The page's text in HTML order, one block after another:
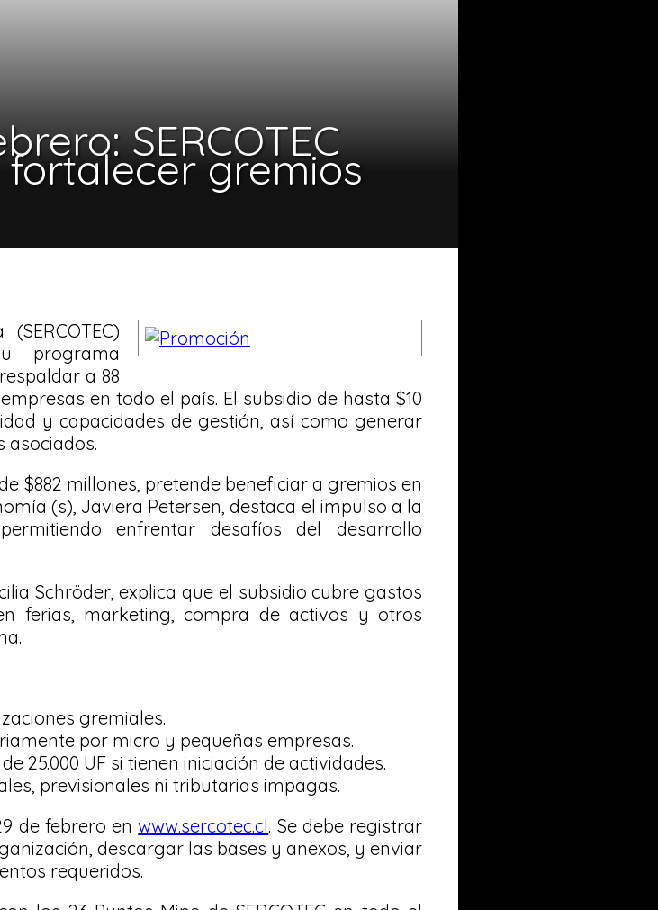
SERCOTEC
gremios
programa
a 88
en todo el país. El subsidio de hasta $10
y capacidades de gestión, así como generar
asociados.
$882 millones, pretende beneficiar a gremios en
(s), Javiera Petersen, destaca el impulso a la
enfrentar desafíos del desarrollo
Schröder, explica que el subsidio cubre gastos
ferias, marketing, compra de activos y otros
gremiales.
por micro y pequeñas empresas.
25.000 UF si tienen iniciación de actividades.
previsionales ni tributarias impagas.
de febrero enwww.sercotec.cl. Se debe registrar
descargar las bases y anexos, y enviar
requeridos.